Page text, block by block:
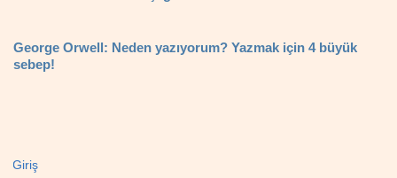
George Orwell: Neden yazıyorum? Yazmak için 4 büyük
sebep!
Giriş